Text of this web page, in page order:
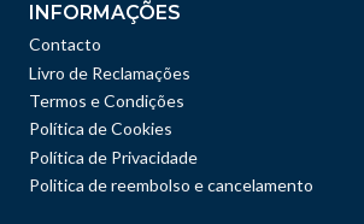
INFORMAÇÕES
Contacto
Livro de Reclamações
Termos e Condições
Política de Cookies
Política de Privacidade
Politica de reembolso e cancelamento